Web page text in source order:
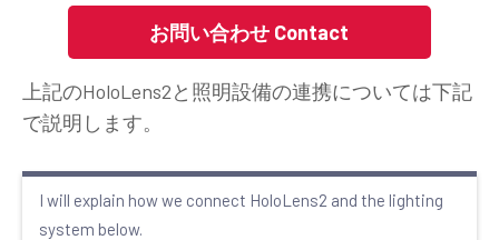
お問い合わせ Contact
上記のHoloLens2と照明設備の連携については下記
で説明します。
I will explain how we connect HoloLens2 and the lighting
system below.